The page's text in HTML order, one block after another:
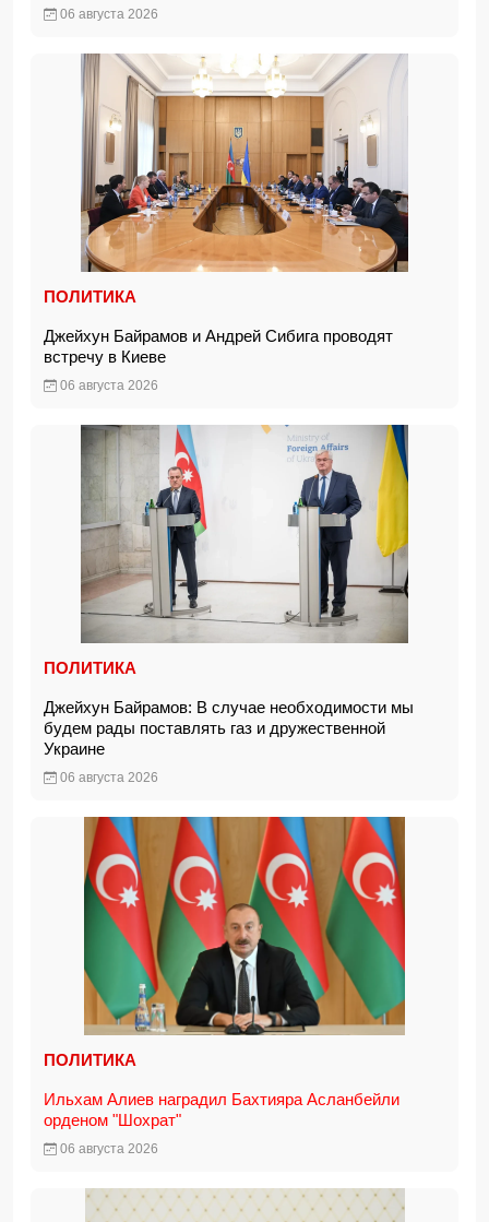
06 августа 2026
ПОЛИТИКА
Джейхун Байрамов и Андрей Сибига проводят
встречу в Киеве
06 августа 2026
ПОЛИТИКА
Джейхун Байрамов: В случае необходимости мы
будем рады поставлять газ и дружественной
Украине
06 августа 2026
ПОЛИТИКА
Ильхам Алиев наградил Бахтияра Асланбейли
орденом "Шохрат"
06 августа 2026